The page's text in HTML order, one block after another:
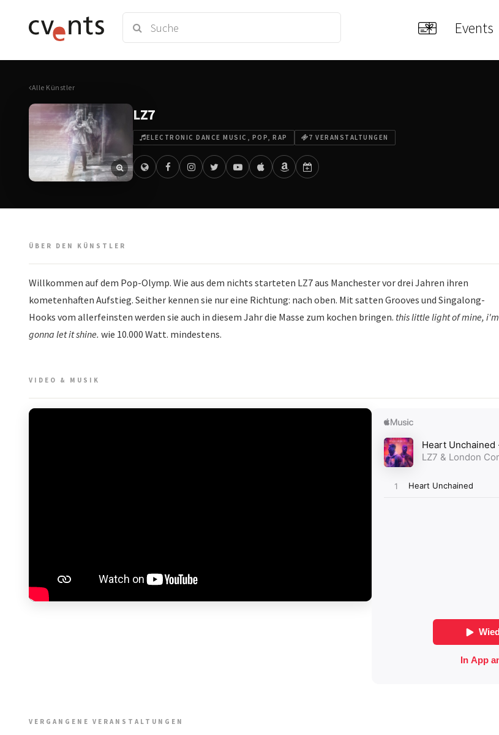
Events
Alle Künstler
LZ7
ELECTRONIC DANCE MUSIC, POP, RAP 7 VERANSTALTUNGEN
ÜBER DEN KÜNSTLER
Willkommen auf dem Pop-Olymp. Wie aus dem nichts starteten LZ7 aus Manchester vor drei Jahren ihren
kometenhaften Aufstieg. Seither kennen sie nur eine Richtung: nach oben. Mit satten Grooves und Singalong-
Hooks vom allerfeinsten werden sie auch in diesem Jahr die Masse zum kochen bringen. this little light of mine, i'm
gonna let it shine. wie 10.000 Watt. mindestens.
VIDEO & MUSIK
VERGANGENE VERANSTALTUNGEN